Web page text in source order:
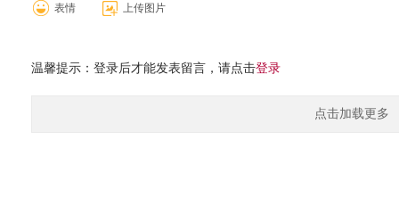
表情 上传图片
温馨提示：登录后才能发表留言，请点击登录
点击加载更多